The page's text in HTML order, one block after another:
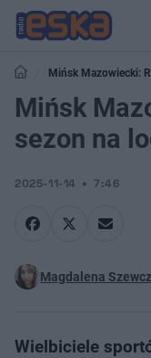
Mińsk Mazowiecki:
Mińsk
sezon na
2025-11-14 7:46
Magdalena
Wielbiciele